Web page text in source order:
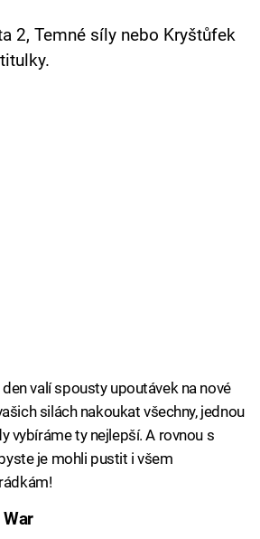
2, Temné síly nebo Kryštůfek
valí spousty upoutávek na nové
silách nakoukat všechny, jednou
vybíráme ty nejlepší. A rovnou s
je mohli pustit i všem